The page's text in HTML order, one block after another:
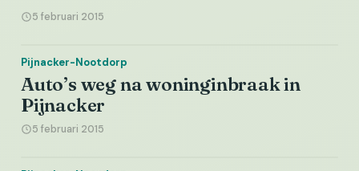
5 februari 2015
Pijnacker-Nootdorp
Auto’s weg na woninginbraak in
Pijnacker
5 februari 2015